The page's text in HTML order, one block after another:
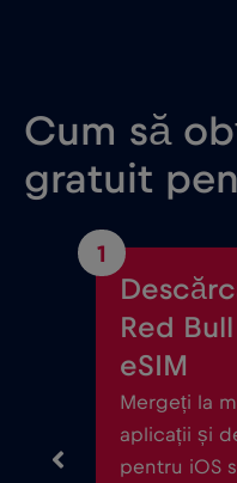
Cum să
gratuit
1
Red
eSIM
Mergeți la
aplicații și
pentru iOS